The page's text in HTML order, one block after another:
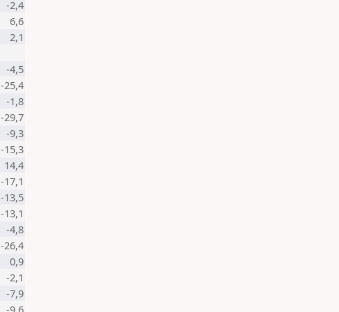
-2,4
6,6
2,1
-4,5
-25,4
-1,8
-29,7
-9,3
-15,3
14,4
-17,1
-13,5
-13,1
-4,8
-26,4
0,9
-2,1
-7,9
-9,6